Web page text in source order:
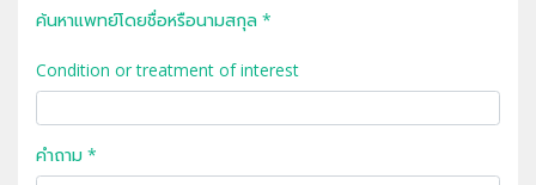
ค้นหาแพทย์โดยชื่อหรือนามสกุล *
Condition or treatment of interest
คำถาม *